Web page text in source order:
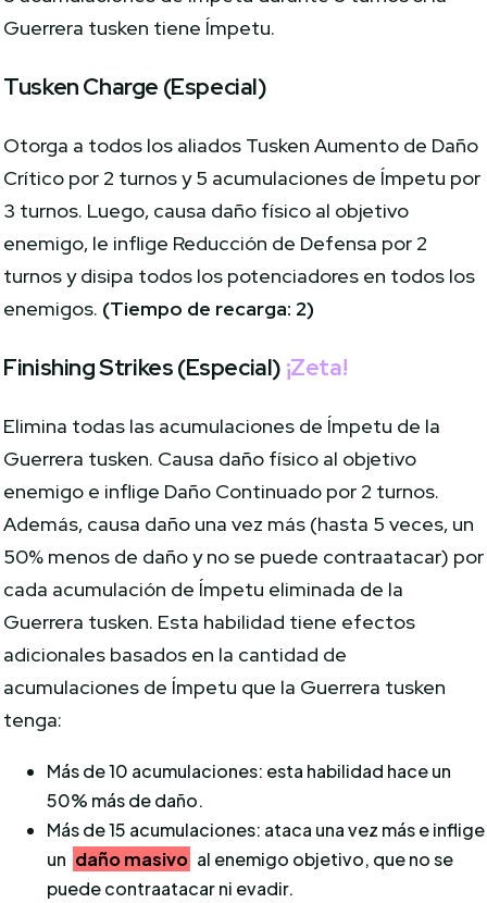
Guerrera tusken tiene Ímpetu.
Tusken Charge (Especial)
Otorga a todos los aliados Tusken Aumento de Daño
Crítico por 2 turnos y 5 acumulaciones de Ímpetu por
3 turnos. Luego, causa daño físico al objetivo
enemigo, le inflige Reducción de Defensa por 2
turnos y disipa todos los potenciadores en todos los
enemigos. (Tiempo de recarga: 2)
Finishing Strikes (Especial) ¡Zeta!
Elimina todas las acumulaciones de Ímpetu de la
Guerrera tusken. Causa daño físico al objetivo
enemigo e inflige Daño Continuado por 2 turnos.
Además, causa daño una vez más (hasta 5 veces, un
50% menos de daño y no se puede contraatacar) por
cada acumulación de Ímpetu eliminada de la
Guerrera tusken. Esta habilidad tiene efectos
adicionales basados ​​en la cantidad de
acumulaciones de Ímpetu que la Guerrera tusken
tenga:
Más de 10 acumulaciones: esta habilidad hace un
50% más de daño.
Más de 15 acumulaciones: ataca una vez más e inflige
un daño masivo al enemigo objetivo, que no se
puede contraatacar ni evadir.